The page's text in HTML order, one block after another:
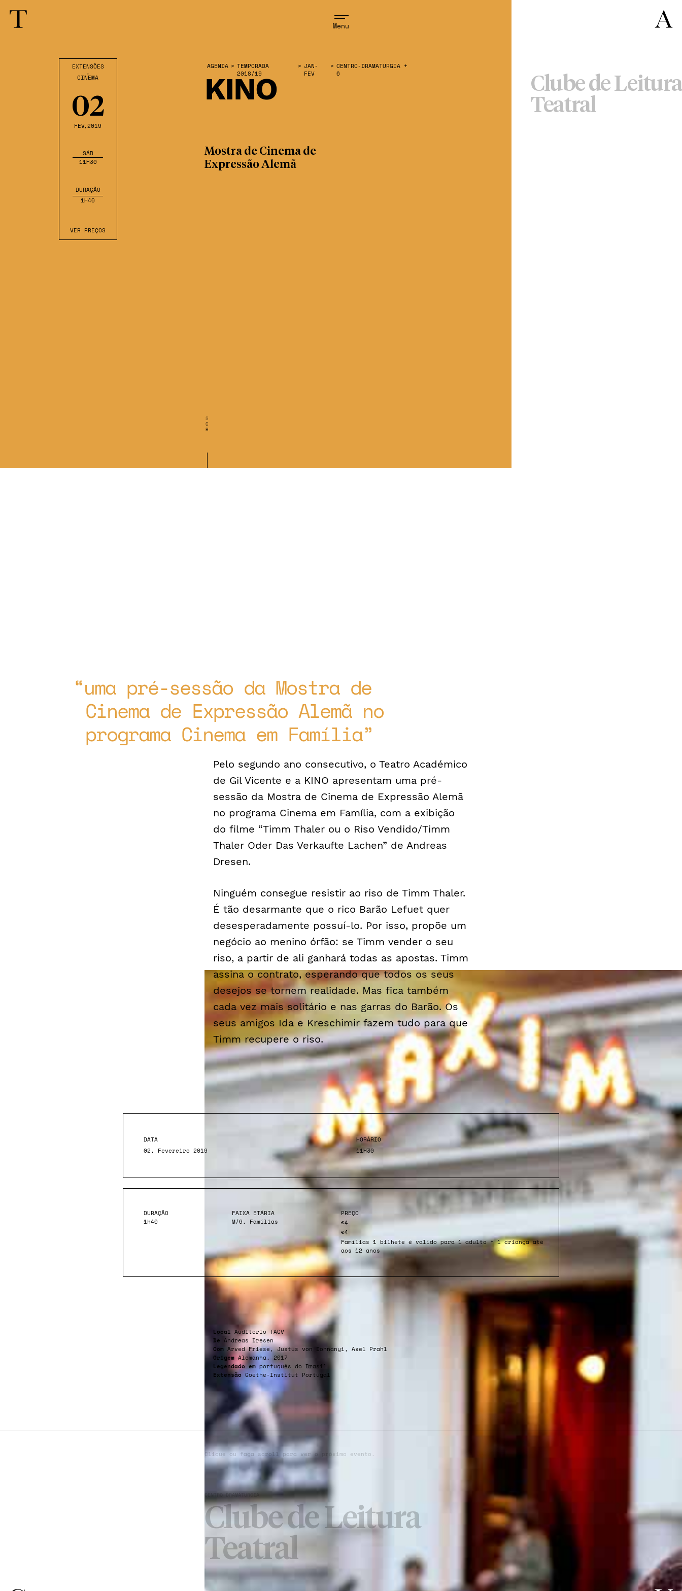
Menu
KINO
Clube de Leitura
Teatral
S
C
R
EXTENSÕES
,
CINEMA
02
FEV,2019
SÁB
11H30
DURAÇÃO
1H40
VER PREÇOS
AGENDA > TEMPORADA
2018/19
> JAN-
FEV
> CENTRO-DRAMATURGIA +
6
Mostra de Cinema de
Expressão Alemã
uma pré-sessão da Mostra de
Cinema de Expressão Alemã no
programa Cinema em Família
Pelo segundo ano consecutivo, o Teatro Académico
de Gil Vicente e a KINO apresentam uma pré-
sessão da Mostra de Cinema de Expressão Alemã
no programa Cinema em Família, com a exibição
do filme “Timm Thaler ou o Riso Vendido/Timm
Thaler Oder Das Verkaufte Lachen” de Andreas
Dresen.
Ninguém consegue resistir ao riso de Timm Thaler.
É tão desarmante que o rico Barão Lefuet quer
desesperadamente possuí-lo. Por isso, propõe um
negócio ao menino órfão: se Timm vender o seu
riso, a partir de ali ganhará todas as apostas. Timm
assina o contrato, esperando que todos os seus
desejos se tornem realidade. Mas fica também
cada vez mais solitário e nas garras do Barão. Os
seus amigos Ida e Kreschimir fazem tudo para que
Timm recupere o riso.
DATA
02, Fevereiro 2019
HORÁRIO
11H30
DURAÇÃO
1h40
FAIXA ETÁRIA
M/6, Famílias
PREÇO
€4
€4
Famílias 1 bilhete é válido para 1 adulto + 1 criança até
aos 12 anos
Local Auditório TAGV
De Andreas Dresen
Com Arved Friese, Justus von Dohnányi, Axel Prahl
Origem Alemanha, 2017
Legendado em português do Brasil
Extensão Goethe-Institut Portugal
Clique ou faça scroll para ver o próximo evento.
CENTRO DRAMATURGIA
Clube de Leitura
Teatral